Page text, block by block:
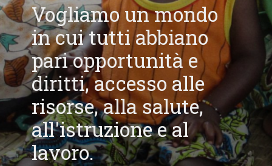
Vogliamo un mondo
in cui tutti abbiano
pari opportunità e
diritti, accesso alle
risorse, alla salute,
all'istruzione e al
lavoro.